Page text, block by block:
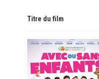
Titre du film